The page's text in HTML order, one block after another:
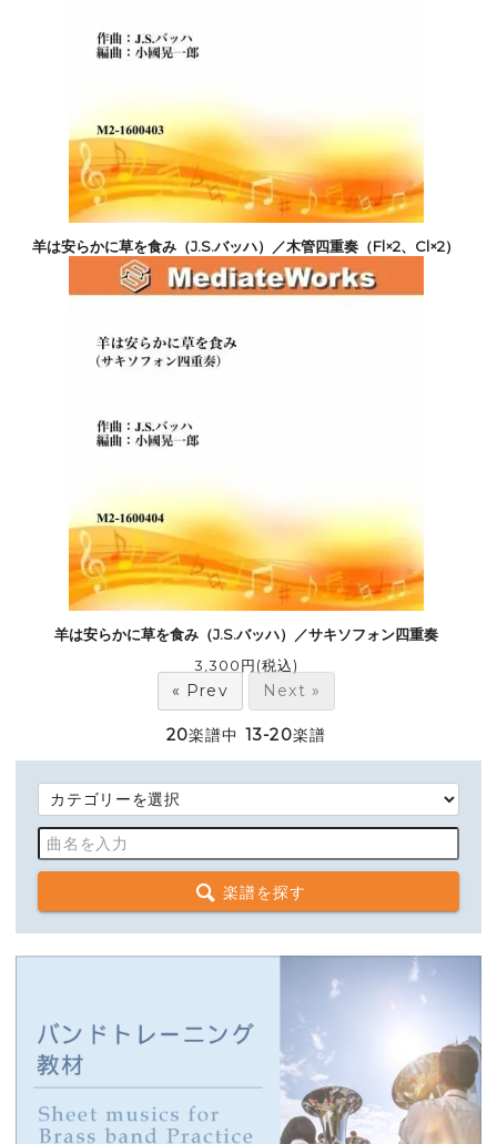
羊は安らかに草を食み（J.S.バッハ）／木管四重奏（Fl×2、Cl×2）
3,300円(税込)
羊は安らかに草を食み（J.S.バッハ）／サキソフォン四重奏
3,300円(税込)
« Prev Next »
20楽譜中 13-20楽譜
楽譜を探す